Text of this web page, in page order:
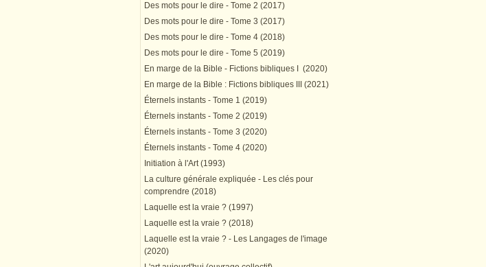
Des mots pour le dire - Tome 2 (2017)
Des mots pour le dire - Tome 3 (2017)
Des mots pour le dire - Tome 4 (2018)
Des mots pour le dire - Tome 5 (2019)
En marge de la Bible - Fictions bibliques I (2020)
En marge de la Bible : Fictions bibliques III (2021)
Éternels instants - Tome 1 (2019)
Éternels instants - Tome 2 (2019)
Éternels instants - Tome 3 (2020)
Éternels instants - Tome 4 (2020)
Initiation à l'Art (1993)
La culture générale expliquée - Les clés pour
comprendre (2018)
Laquelle est la vraie ? (1997)
Laquelle est la vraie ? (2018)
Laquelle est la vraie ? - Les Langages de l'image
(2020)